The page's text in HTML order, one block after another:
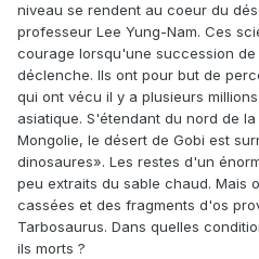
niveau se rendent au coeur du
professeur Lee Yung-Nam. Ces
courage lorsqu'une succession de
déclenche. Ils ont pour but de
qui ont vécu il y a plusieurs
asiatique. S'étendant du nord de
Mongolie, le désert de Gobi est
dinosaures». Les restes d'un
peu extraits du sable chaud. Mais
cassées et des fragments d'os
Tarbosaurus. Dans quelles
ils morts ?